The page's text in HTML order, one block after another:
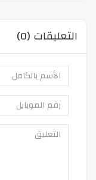
التعليقات (0)